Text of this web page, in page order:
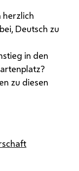
herzlich
Deutsch zu
in den
zu diesen